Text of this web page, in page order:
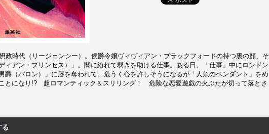
政時代（リージェンシー）。侯爵令嬢ヴィヴィアン・ブラックフォードの持つ裏の顔、そ
ィアン・プリンセス）」。闇に紛れて弱きを助ける仕事。ある日、「仕事」中にロンドン
爵（バロン）」に唇を奪われて。危うく心を許しそうになるが「人魚のペンダント」をめ
とになり!? 超ロマンティック＆スリリング！ 危険な恋愛遊戯の火ぶたが切って落とさ